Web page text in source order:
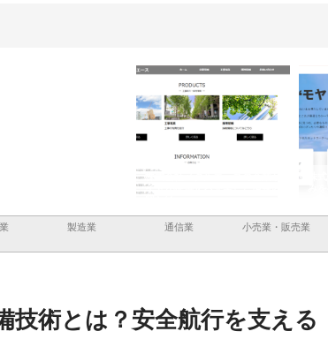
イトが提供する充実した情報内
株
製造業 通信業 小売業・販売業
技術とは？安全航行を支える